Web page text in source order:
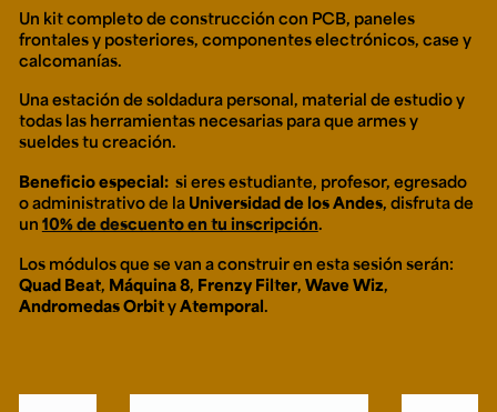
Universidad de los Andes | Vigilada Mineducación.
Reconocimiento como universidad: Decreto 1297 del 30
de mayo de 1964. Reconocimiento de personería jurídica:
Resolución 28 del 23 de febrero de 1949, Minjusticia.
Acreditación institucional de alta calidad, 10 años:
Un kitcompleto de construcción con PCB, paneles
frontales y posteriores, componentes electrónicos, case y
calcomanías.
Una estación de soldadura personal, material de estudio y
todas las herramientas necesarias para que armes y
sueldes tu creación.
Beneficio especial:si eres estudiante, profesor, egresado
o administrativo de la Universidad de los Andes, disfruta de
un 10% de descuento en tu inscripción.
Los módulos que se van a construir en esta sesión serán:
Quad Beat, Máquina 8, Frenzy Filter, Wave Wiz,
Andromedas OrbityAtemporal.